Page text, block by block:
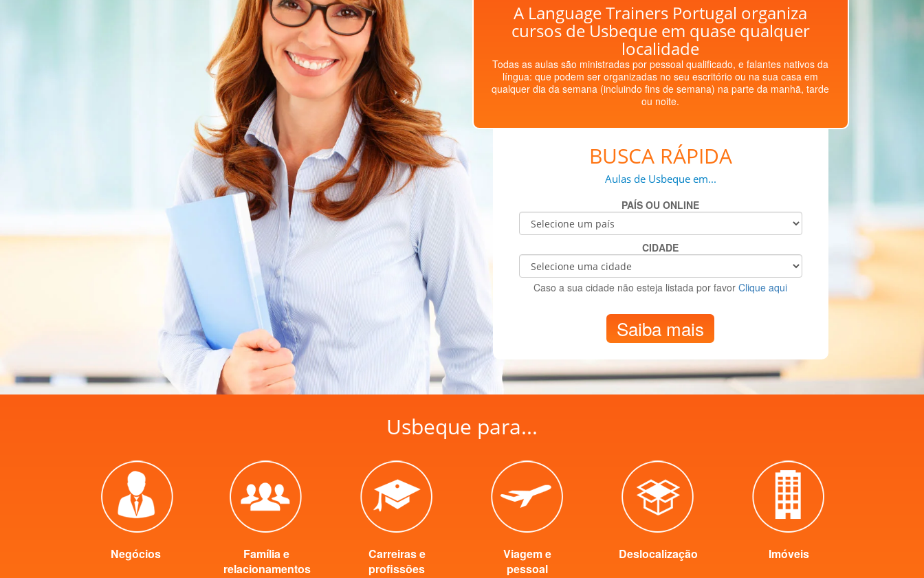
A Language Trainers Portugal organiza
cursos de Usbeque em quase qualquer
localidade
Todas as aulas são ministradas por pessoal qualificado, e falantes nativos da
língua: que podem ser organizadas no seu escritório ou na sua casa em
qualquer dia da semana (incluindo fins de semana) na parte da manhã, tarde
ou noite.
BUSCA RÁPIDA
Aulas de Usbeque em...
PAÍS OU ONLINE
CIDADE
Caso a sua cidade não esteja listada por favorClique aqui
Saiba mais
Usbeque para...
Negócios
Família e
relacionamentos
Carreiras e
profissões
Viagem e
pessoal
Deslocalização Imóveis